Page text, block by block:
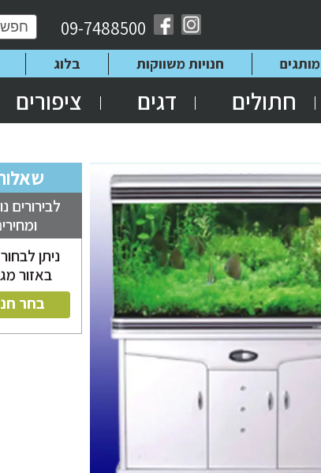
09-7488500
מותגים חנויות משווקות בלוג
חתולים דגים ציפורים
לבירורים
ניתן
באזור
בחר